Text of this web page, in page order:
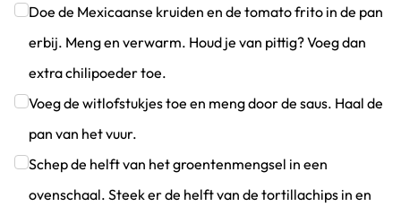
Klik om dit selectievakje aan te vinken
Doe de Mexicaanse kruiden en de tomato frito in de pan
erbij. Meng en verwarm. Houd je van pittig? Voeg dan
extra chilipoeder toe.
Klik om dit selectievakje aan te vinken
Voeg de witlofstukjes toe en meng door de saus. Haal de
pan van het vuur.
Klik om dit selectievakje aan te vinken
Schep de helft van het groentenmengsel in een
ovenschaal. Steek er de helft van de tortillachips in en